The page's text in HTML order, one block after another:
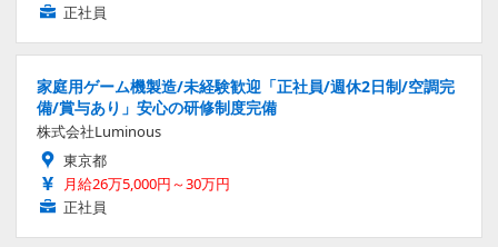
正社員
家庭用ゲーム機製造/未経験歓迎「正社員/週休2日制/空調完
備/賞与あり」安心の研修制度完備
株式会社Luminous
東京都
月給26万5,000円～30万円
正社員